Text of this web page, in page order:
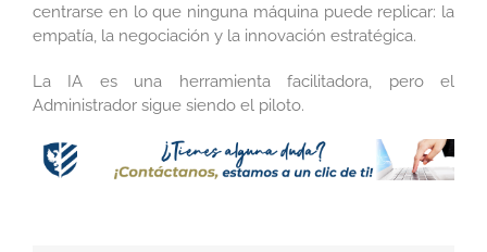
centrarse en lo que ninguna máquina puede replicar: la
empatía, la negociación y la innovación estratégica.
La IA es una herramienta facilitadora, pero el
Administrador sigue siendo el piloto.